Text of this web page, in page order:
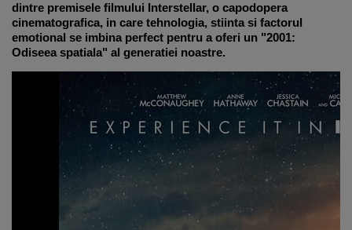
dintre premisele filmului Interstellar, o capodopera
cinematografica, in care tehnologia, stiinta si factorul
emotional se imbina perfect pentru a oferi un "2001:
Odiseea spatiala" al generatiei noastre.